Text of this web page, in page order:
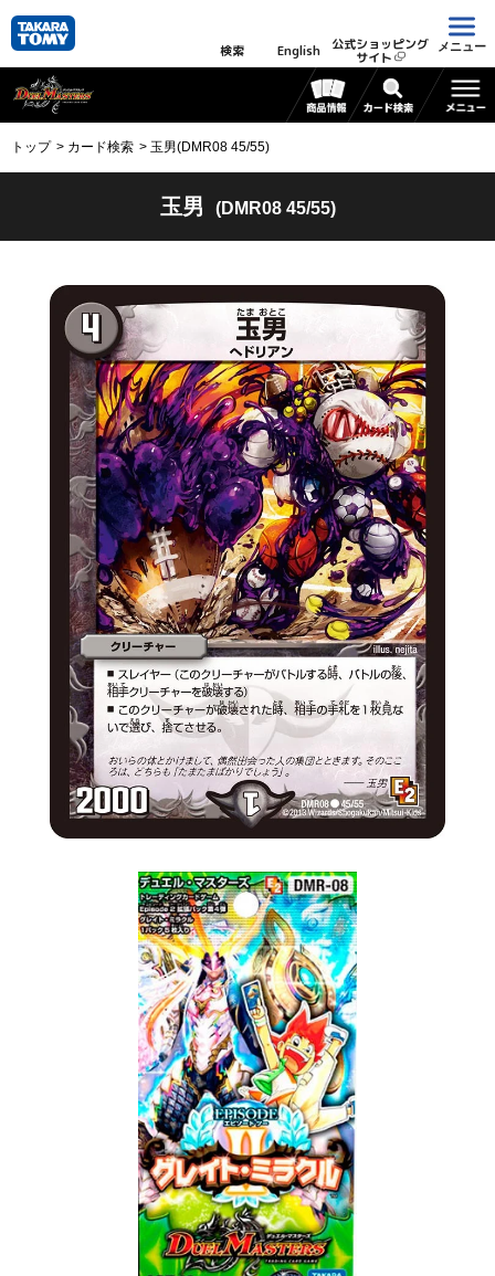
検索 English 公式ショッピング
サイト
メニュー
トップ カード検索 玉男(DMR08 45/55)
玉男 (DMR08 45/55)